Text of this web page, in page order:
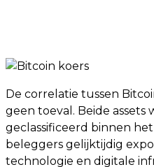
De correlatie tussen
geen toeval. Beide assets
geclassificeerd binnen
beleggers gelijktijdig
technologie en digitale